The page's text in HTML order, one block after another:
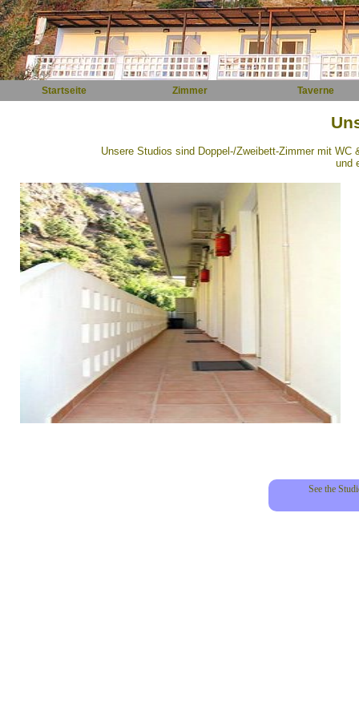
Startseite Zimmer Taverne
Unsere Studios sind Doppel-/Zweibett-Zimmer mit
und
See the